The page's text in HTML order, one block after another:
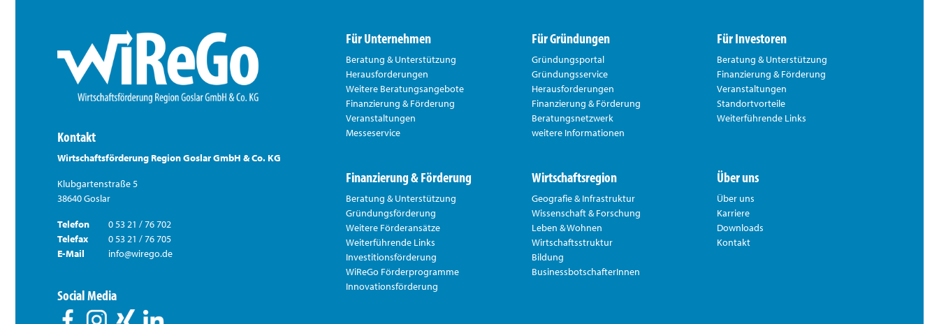
Kontakt
Wirtschaftsförderung Region Goslar GmbH & Co. KG
Klubgartenstraße 5
38640 Goslar
Telefon
0 53 21 / 76 702
Telefax
0 53 21 / 76 705
E-Mail
info@wirego.de
Social Media
Für Unternehmen
Beratung & Unterstützung
Herausforderungen
Weitere Beratungsangebote
Finanzierung & Förderung
Veranstaltungen
Messeservice
Für Gründungen
Gründungsportal
Gründungsservice
Herausforderungen
Finanzierung & Förderung
Beratungsnetzwerk
weitere Informationen
Für Investoren
Beratung & Unterstützung
Finanzierung & Förderung
Veranstaltungen
Standortvorteile
Weiterführende Links
Finanzierung & Förderung
Beratung & Unterstützung
Gründungsförderung
Weitere Förderansätze
Weiterführende Links
Investitionsförderung
WiReGo Förderprogramme
Innovationsförderung
Wirtschaftsregion
Geografie & Infrastruktur
Wissenschaft & Forschung
Leben & Wohnen
Wirtschaftsstruktur
Bildung
BusinessbotschafterInnen
Über uns
Über uns
Karriere
Downloads
Kontakt